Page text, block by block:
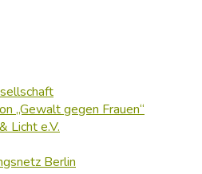
„Gewalt gegen Frauen“
Licht e.V.
Berlin